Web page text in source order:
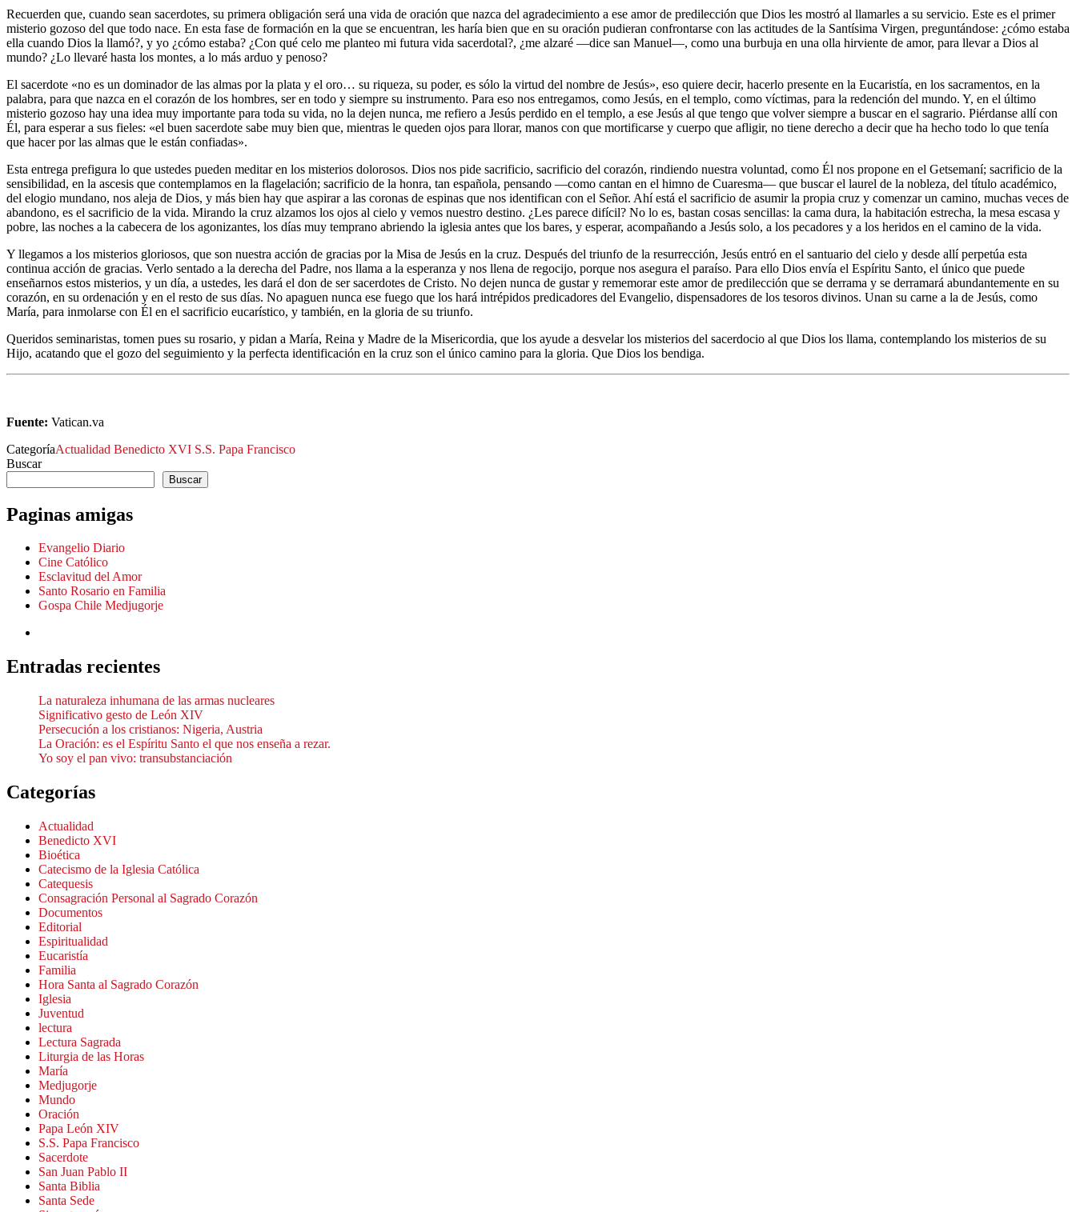
Recuerden que, cuando sean sacerdotes, su primera obligación será una vida de oración que nazca del agradecimiento a ese amor de predilección que Dios les mostró al llamarles a su servicio. Este es el primer
misterio gozoso del que todo nace. En esta fase de formación en la que se encuentran, les haría bien que en su oración pudieran confrontarse con las actitudes de la Santísima Virgen, preguntándose: ¿cómo estaba
ella cuando Dios la llamó?, y yo ¿cómo estaba? ¿Con qué celo me planteo mi futura vida sacerdotal?, ¿me alzaré —dice san Manuel—, como una burbuja en una olla hirviente de amor, para llevar a Dios al
mundo? ¿Lo llevaré hasta los montes, a lo más arduo y penoso?
El sacerdote «no es un dominador de las almas por la plata y el oro… su riqueza, su poder, es sólo la virtud del nombre de Jesús», eso quiere decir, hacerlo presente en la Eucaristía, en los sacramentos, en la
palabra, para que nazca en el corazón de los hombres, ser en todo y siempre su instrumento. Para eso nos entregamos, como Jesús, en el templo, como víctimas, para la redención del mundo. Y, en el último
misterio gozoso hay una idea muy importante para toda su vida, no la dejen nunca, me refiero a Jesús perdido en el templo, a ese Jesús al que tengo que volver siempre a buscar en el sagrario. Piérdanse allí con
Él, para esperar a sus fieles: «el buen sacerdote sabe muy bien que, mientras le queden ojos para llorar, manos con que mortificarse y cuerpo que afligir, no tiene derecho a decir que ha hecho todo lo que tenía
que hacer por las almas que le están confiadas».
Esta entrega prefigura lo que ustedes pueden meditar en los misterios dolorosos. Dios nos pide sacrificio, sacrificio del corazón, rindiendo nuestra voluntad, como Él nos propone en el Getsemaní; sacrificio de la
sensibilidad, en la ascesis que contemplamos en la flagelación; sacrificio de la honra, tan española, pensando —como cantan en el himno de Cuaresma— que buscar el laurel de la nobleza, del título académico,
del elogio mundano, nos aleja de Dios, y más bien hay que aspirar a las coronas de espinas que nos identifican con el Señor. Ahí está el sacrificio de asumir la propia cruz y comenzar un camino, muchas veces de
abandono, es el sacrificio de la vida. Mirando la cruz alzamos los ojos al cielo y vemos nuestro destino. ¿Les parece difícil? No lo es, bastan cosas sencillas: la cama dura, la habitación estrecha, la mesa escasa y
pobre, las noches a la cabecera de los agonizantes, los días muy temprano abriendo la iglesia antes que los bares, y esperar, acompañando a Jesús solo, a los pecadores y a los heridos en el camino de la vida.
Y llegamos a los misterios gloriosos, que son nuestra acción de gracias por la Misa de Jesús en la cruz. Después del triunfo de la resurrección, Jesús entró en el santuario del cielo y desde allí perpetúa esta
continua acción de gracias. Verlo sentado a la derecha del Padre, nos llama a la esperanza y nos llena de regocijo, porque nos asegura el paraíso. Para ello Dios envía el Espíritu Santo, el único que puede
enseñarnos estos misterios, y un día, a ustedes, les dará el don de ser sacerdotes de Cristo. No dejen nunca de gustar y rememorar este amor de predilección que se derrama y se derramará abundantemente en su
corazón, en su ordenación y en el resto de sus días. No apaguen nunca ese fuego que los hará intrépidos predicadores del Evangelio, dispensadores de los tesoros divinos. Unan su carne a la de Jesús, como
María, para inmolarse con Él en el sacrificio eucarístico, y también, en la gloria de su triunfo.
Queridos seminaristas, tomen pues su rosario, y pidan a María, Reina y Madre de la Misericordia, que los ayude a desvelar los misterios del sacerdocio al que Dios los llama, contemplando los misterios de su
Hijo, acatando que el gozo del seguimiento y la perfecta identificación en la cruz son el único camino para la gloria. Que Dios los bendiga.
Fuente: Vatican.va
CategoríaActualidad Benedicto XVI S.S. Papa Francisco
Buscar
Buscar
Paginas amigas
Evangelio Diario
Cine Católico
Esclavitud del Amor
Santo Rosario en Familia
Gospa Chile Medjugorje
Entradas recientes
La naturaleza inhumana de las armas nucleares
Significativo gesto de León XIV
Persecución a los cristianos: Nigeria, Austria
La Oración: es el Espíritu Santo el que nos enseña a rezar.
Yo soy el pan vivo: transubstanciación
Categorías
Actualidad
Benedicto XVI
Bioética
Catecismo de la Iglesia Católica
Catequesis
Consagración Personal al Sagrado Corazón
Documentos
Editorial
Espiritualidad
Eucaristía
Familia
Hora Santa al Sagrado Corazón
Iglesia
Juventud
lectura
Lectura Sagrada
Liturgia de las Horas
María
Medjugorje
Mundo
Oración
Papa León XIV
S.S. Papa Francisco
Sacerdote
San Juan Pablo II
Santa Biblia
Santa Sede